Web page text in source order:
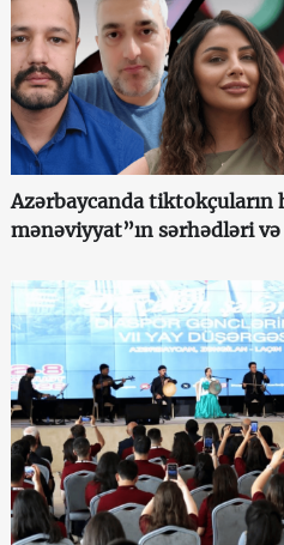
Azərbaycanda tiktokçuların
mənəviyyat”ın sərhədləri və